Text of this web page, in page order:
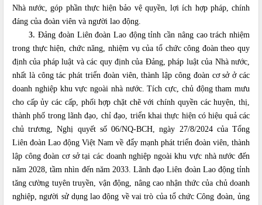
Nhà nước, góp phần thực hiện bảo vệ quyền, lợi ích hợp pháp, chính
đáng của đoàn viên và người lao động.
3. Đảng đoàn Liên đoàn Lao động tỉnh cần nâng cao trách nhiệm
trong thực hiện, chức năng, nhiệm vụ của tổ chức công đoàn theo quy
định của pháp luật và các quy định của Đảng, pháp luật của Nhà nước,
nhất là công tác phát triển đoàn viên, thành lập công đoàn cơ sở ở các
doanh nghiệp khu vực ngoài nhà nước. Tích cực, chủ động tham mưu
cho cấp ủy các cấp, phối hợp chặt chẽ với chính quyền các huyện, thị,
thành phố trong lãnh đạo, chỉ đạo, triển khai thực hiện có hiệu quả các
chủ trương, Nghị quyết số 06/NQ-BCH, ngày 27/8/2024 của Tổng
Liên đoàn Lao động Việt Nam về đẩy mạnh phát triển đoàn viên, thành
lập công đoàn cơ sở tại các doanh nghiệp ngoài khu vực nhà nước đến
năm 2028, tầm nhìn đến năm 2033. Lãnh đạo Liên đoàn Lao động tỉnh
tăng cường tuyên truyền, vận động, nâng cao nhận thức của chủ doanh
nghiệp, người sử dụng lao động về vai trò của tổ chức Công đoàn, ủng